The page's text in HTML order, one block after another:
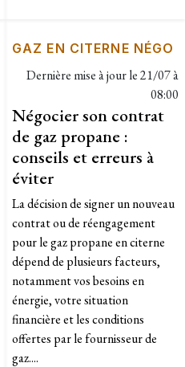
GAZ EN CITERNE NÉGO
Dernière mise à jour le21/07 à
08:00
Négocier son contrat
de gaz propane :
conseils et erreurs à
éviter
La décision de signer un nouveau
contrat ou de réengagement
pour le gaz propane en citerne
dépend de plusieurs facteurs,
notamment vos besoins en
énergie, votre situation
financière et les conditions
offertes par le fournisseur de
gaz....